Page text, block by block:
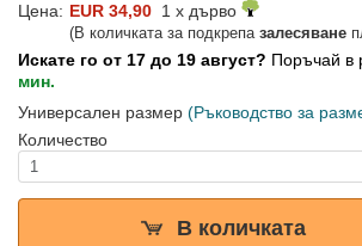
Цена: EUR 34,90 1 x дърво
(В количката за подкрепа залесяване
Искате го от 17 до 19 август? Поръчай в
мин.
Универсален размер (Ръководство за
Количество
В количката